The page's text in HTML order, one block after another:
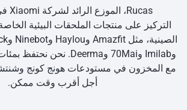
Rucas، الموزع الرائد لشركة Xiaomi في هونغ كونغ.
التركيز على منتجات الملحقات البيئية الخاصة
مع المخزون في مستودعات هونج كونج
أجل أقرب وقت ممكن.